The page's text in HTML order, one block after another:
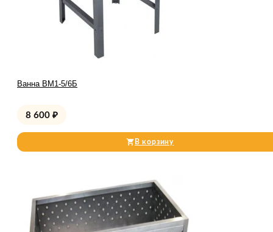
Ванна ВМ1-5/6Б
8 600 ₽
В корзину